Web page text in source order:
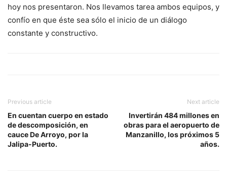
hoy nos presentaron. Nos llevamos tarea ambos equipos, y
confío en que éste sea sólo el inicio de un diálogo
constante y constructivo.
Previous article
En cuentan cuerpo en estado
de descomposición, en
cauce De Arroyo, por la
Jalipa-Puerto.
Next article
Invertirán 484 millones en
obras para el aeropuerto de
Manzanillo, los próximos 5
años.